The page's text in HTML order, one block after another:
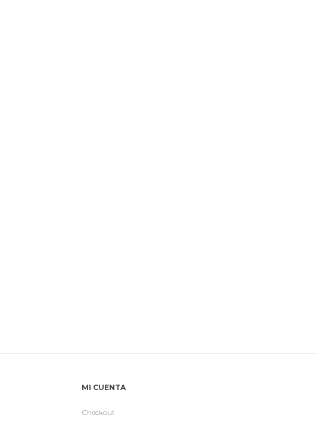
MI CUENTA
Checkout